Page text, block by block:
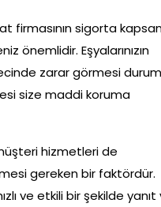
firmasının sigorta
önemlidir. Eşyalarınızın
zarar görmesi
size maddi koruma
hizmetleri de
gereken bir faktördür.
ve etkili bir şekilde